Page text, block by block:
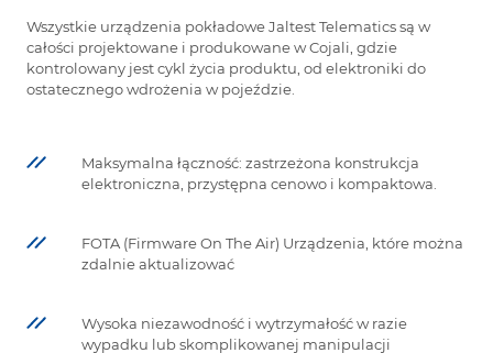
Wszystkie urządzenia pokładowe Jaltest Telematics są w
całości projektowane i produkowane w Cojali, gdzie
kontrolowany jest cykl życia produktu, od elektroniki do
ostatecznego wdrożenia w pojeździe.
Maksymalna łączność: zastrzeżona konstrukcja
elektroniczna, przystępna cenowo i kompaktowa.
FOTA (Firmware On The Air) Urządzenia, które można
zdalnie aktualizować
Wysoka niezawodność i wytrzymałość w razie
wypadku lub skomplikowanej manipulacji